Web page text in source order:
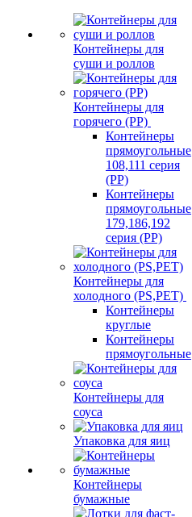
Контейнеры для
суши и роллов
Контейнеры для
горячего (PP)
Контейнеры
прямоугольные
108,111 серия
(PP)
Контейнеры
прямоугольные
179,186,192
серия (PP)
Контейнеры для
холодного (PS,PET)
Контейнеры
круглые
Контейнеры
прямоугольные
Контейнеры для
соуса
Упаковка для яиц
Контейнеры
бумажные